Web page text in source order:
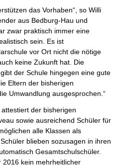
das Vorhaben“, so Willi
aus Bedburg-Hau und
zwar praktisch immer eine
sein. Es ist
vor Ort nicht die nötige
keine Zukunft hat. Die
der Schule hingegen eine gute
Eltern der bisherigen
Umwandlung ausgesprochen.“
der bisherigen
sowie ausreichend Schüler für
alle Klassen als
blieben sozusagen in ihren
Gesamtschulschüler.
2016 kein mehrheitlicher